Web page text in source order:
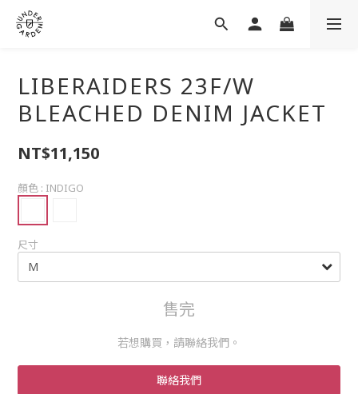
LIBERAIDERS 23F/W
BLEACHED DENIM JACKET
NT$11,150
顏色 : INDIGO
尺寸
售完
若想購買，請聯絡我們。
聯絡我們